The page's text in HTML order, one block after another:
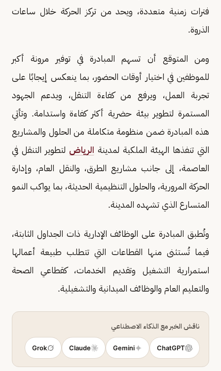
فترات زمنية متعددة، ويحد من تركز الحركة خلال ساعات
الذروة.
ومن المتوقع أن تسهم المبادرة في توفير مرونة أكبر
للموظفين في اختيار أوقات الحضور، بما ينعكس إيجابًا على
تجربة العمل، ويرفع من كفاءة التنقل، ويدعم الجهود
المستمرة لتطوير بيئة حضرية أكثر كفاءة واستدامة. وتأتي
هذه المبادرة ضمن منظومة متكاملة من الحلول والمشاريع
التي تنفذها الهيئة الملكية لمدينة الرياض لتطوير التنقل في
العاصمة، إلى جانب مشاريع الطرق، والنقل العام، وإدارة
الحركة المرورية، والحلول التنظيمية الحديثة، بما يواكب النمو
المتسارع الذي تشهده المدينة.
وتُطبق المبادرة على الوظائف الإدارية ذات الجداول الثابتة،
فيما تُستثنى منها القطاعات التي تتطلب طبيعة أعمالها
استمرارية التشغيل وتقديم الخدمات، كقطاعي الصحة
والتعليم العام والوظائف الميدانية والتشغيلية.
ناقش الخبر مع الذكاء الاصطناعي
ChatGPT
Gemini
Claude
Grok